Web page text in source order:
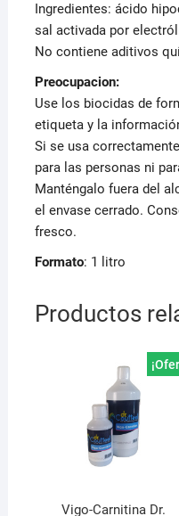
Ingredientes: ácido
sal activada por
No contiene aditivos
Preocupacion:
Use los biocidas de
etiqueta y la
Si se usa
para las personas ni
Manténgalo fuera del
el envase cerrado.
fresco.
Formato: 1 litro
Productos
Vigo-Carnitina Dr.